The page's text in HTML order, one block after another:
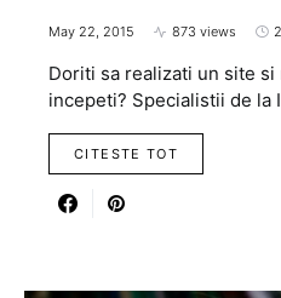
May 22, 2015 873 views
Doriti sa realizati un site
incepeti? Specialistii de la
CITESTE TOT